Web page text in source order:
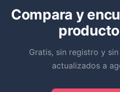
Compara y
Gratis, sin registro y
actualizados a